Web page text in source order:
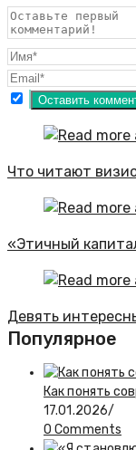
Что читают
«Этичный
Девять
Популярное
Как понять
17.01.2026/
0 Comments